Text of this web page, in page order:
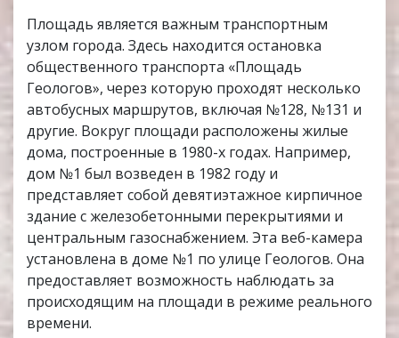
Площадь является важным транспортным
узлом города. Здесь находится остановка
общественного транспорта «Площадь
Геологов», через которую проходят несколько
автобусных маршрутов, включая №128, №131 и
другие. Вокруг площади расположены жилые
дома, построенные в 1980-х годах. Например,
дом №1 был возведен в 1982 году и
представляет собой девятиэтажное кирпичное
здание с железобетонными перекрытиями и
центральным газоснабжением. Эта веб-камера
установлена в доме №1 по улице Геологов. Она
предоставляет возможность наблюдать за
происходящим на площади в режиме реального
времени.